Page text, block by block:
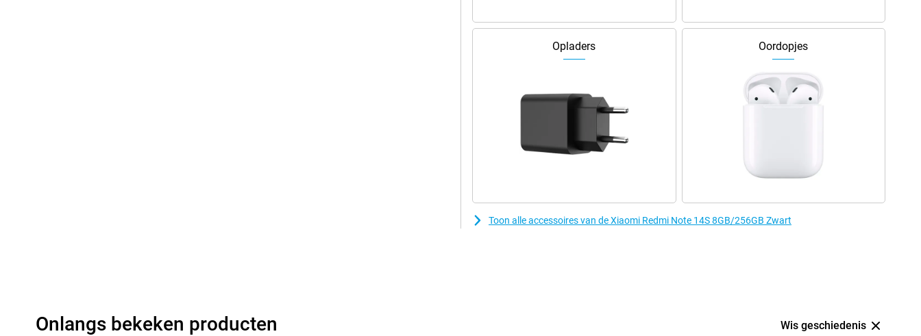
Opladers Oordopjes
Toon alle accessoires van de Xiaomi Redmi Note 14S 8GB/256GB Zwart
Onlangs bekeken producten Wis geschiedenis